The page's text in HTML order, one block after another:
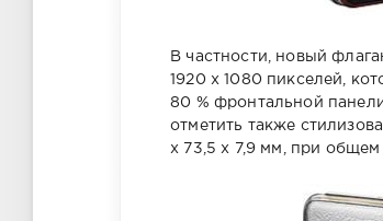
В частности, новый
1920 х 1080 пикселей,
80 % фронтальной
отметить также
x 73,5 x 7,9 мм, при общем